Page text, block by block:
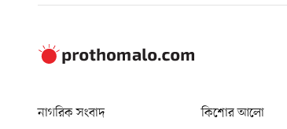
নাগরিক সংবাদ কিশোর আলো